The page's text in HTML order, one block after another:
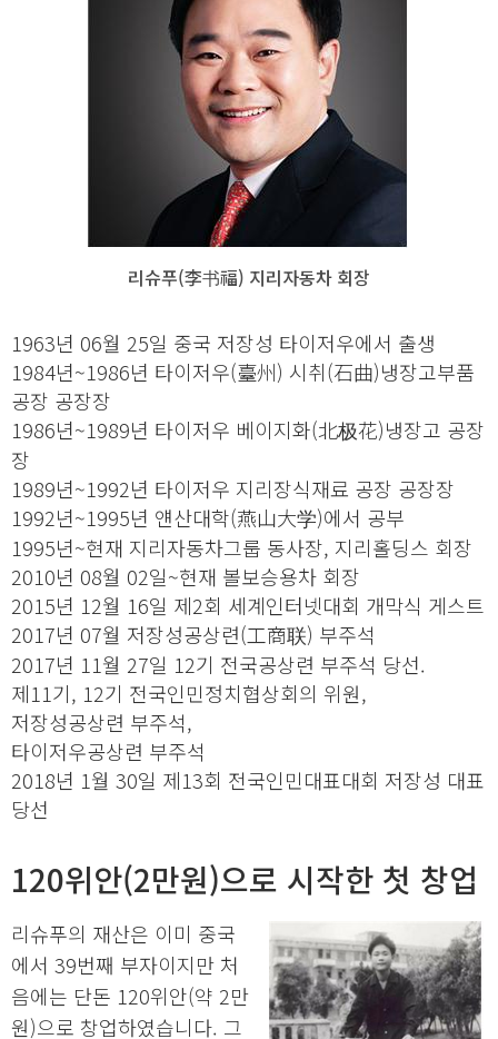
리슈푸(李书福) 지리자동차 회장
1963년 06월 25일 중국 저장성 타이저우에서 출생
1984년~1986년 타이저우(臺州) 시취(石曲)냉장고부품
공장 공장장
1986년~1989년 타이저우 베이지화(北极花)냉장고 공장
장
1989년~1992년 타이저우 지리장식재료 공장 공장장
1992년~1995년 얜산대학(燕山大学)에서 공부
1995년~현재 지리자동차그룹 동사장, 지리홀딩스 회장
2010년 08월 02일~현재 볼보승용차 회장
2015년 12월 16일 제2회 세계인터넷대회 개막식 게스트
2017년 07월 저장성공상련(工商联) 부주석
2017년 11월 27일 12기 전국공상련 부주석 당선.
제11기, 12기 전국인민정치협상회의 위원,
저장성공상련 부주석,
타이저우공상련 부주석
2018년 1월 30일 제13회 전국인민대표대회 저장성 대표
당선
120위안(2만원)으로 시작한 첫 창업
리슈푸의 재산은 이미 중국
에서 39번째 부자이지만 처
음에는 단돈 120위안(약 2만
원)으로 창업하였습니다. 그